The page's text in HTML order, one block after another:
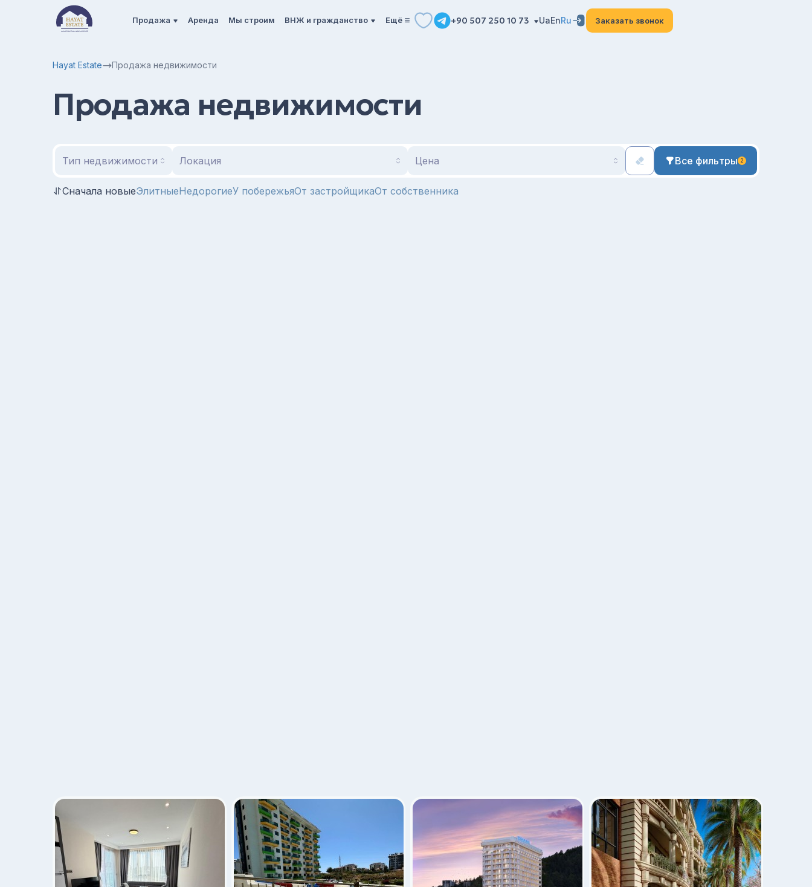
Продажа Аренда Мы строим ВНЖ и гражданство Ещё +90 507 250 10 73 UaEnRu Заказать звонок
Hayat Estate Продажа недвижимости
Продажа недвижимости
Тип недвижимости Локация Цена Все фильтры 2
Сначала новыеЭлитныеНедорогиеУ побережьяОт застройщикаОт собственника